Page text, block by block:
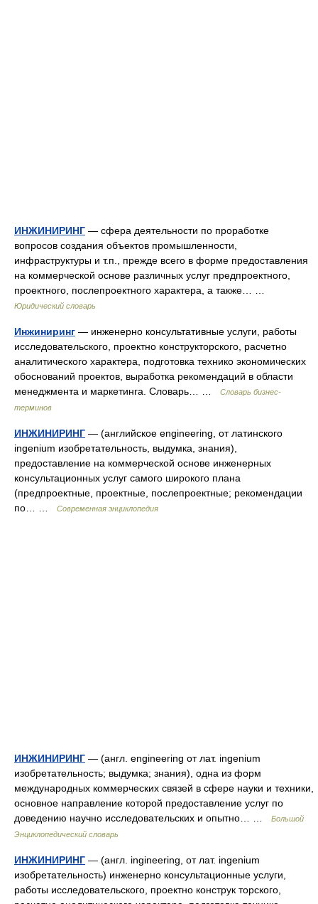
ИНЖИНИРИНГ — сфера деятельности по проработке
вопросов создания объектов промышленности,
инфраструктуры и т.п., прежде всего в форме предоставления
на коммерческой основе различных услуг предпроектного,
проектного, послепроектного характера, а также… …
Юридический словарь
Инжиниринг — инженерно консультативные услуги, работы
исследовательского, проектно конструкторского, расчетно
аналитического характера, подготовка технико экономических
обоснований проектов, выработка рекомендаций в области
менеджмента и маркетинга. Словарь… …
Словарь бизнес-
терминов
ИНЖИНИРИНГ — (английское engineering, от латинского
ingenium изобретательность, выдумка, знания),
предоставление на коммерческой основе инженерных
консультационных услуг самого широкого плана
(предпроектные, проектные, послепроектные; рекомендации
по… …
Современная энциклопедия
ИНЖИНИРИНГ — (англ. engineering от лат. ingenium
изобретательность; выдумка; знания), одна из форм
международных коммерческих связей в сфере науки и техники,
основное направление которой предоставление услуг по
доведению научно исследовательских и опытно… …
Большой
Энциклопедический словарь
ИНЖИНИРИНГ — (англ. ingineering, от лат. ingenium
изобретательность) инженерно консультационные услуги,
работы исследовательского, проектно конструк торского,